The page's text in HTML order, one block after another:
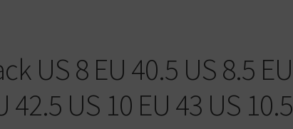
US 8 EU 40.5 US 8.5 EU
42.5 US 10 EU 43 US 10.5